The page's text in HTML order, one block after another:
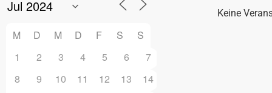
M D M D F S
S
1
2 3 4 5 6
7
8
9 10 11 12 13
14
Keine